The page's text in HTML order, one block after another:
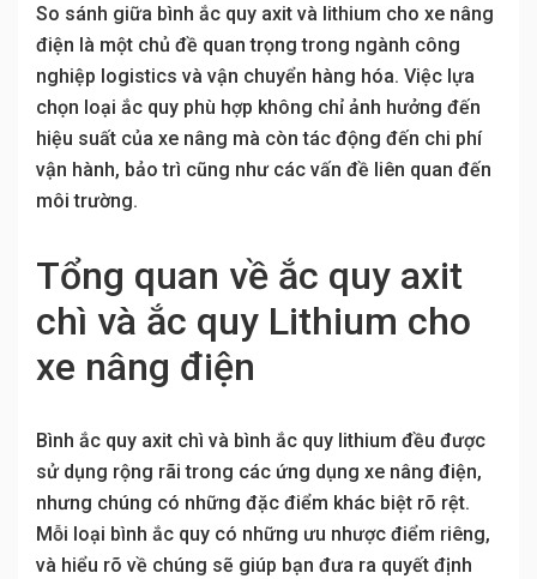
So sánh giữa bình ắc quy axit và lithium cho xe nâng
điện là một chủ đề quan trọng trong ngành công
nghiệp logistics và vận chuyển hàng hóa. Việc lựa
chọn loại ắc quy phù hợp không chỉ ảnh hưởng đến
hiệu suất của xe nâng mà còn tác động đến chi phí
vận hành, bảo trì cũng như các vấn đề liên quan đến
môi trường.
Tổng quan về ắc quy axit
chì và ắc quy Lithium cho
xe nâng điện
Bình ắc quy axit chì và bình ắc quy lithium đều được
sử dụng rộng rãi trong các ứng dụng xe nâng điện,
nhưng chúng có những đặc điểm khác biệt rõ rệt.
Mỗi loại bình ắc quy có những ưu nhược điểm riêng,
và hiểu rõ về chúng sẽ giúp bạn đưa ra quyết định